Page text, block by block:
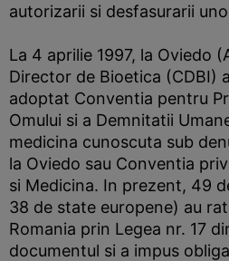
autorizarii si desfasurarii
La 4 aprilie 1997, la Oviedo
Director de Bioetica (CDBI)
adoptat Conventia pentru
Omului si a Demnitatii
medicina cunoscuta sub
la Oviedo sau Conventia
si Medicina. In prezent, 49
38 de state europene) au
Romania prin Legea nr. 17
documentul si a impus